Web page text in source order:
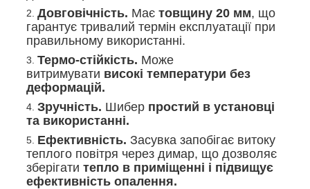
Довговічність. Має товщину 20 мм, що
гарантує тривалий термін експлуатації при
правильному використанні.
Термо-стійкість. Може
витримувати високі температури без
деформацій.
Зручність. Шибер простий в установці
та використанні.
Ефективність. Засувка запобігає витоку
теплого повітря через димар, що дозволяє
зберігати тепло в приміщенні і підвищує
ефективність опалення.